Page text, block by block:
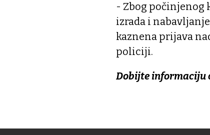
- Zbog počinjenog
izrada i
kaznena prijava
policiji.
Dobijte informaciju